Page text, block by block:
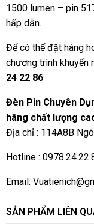
1500 lumen – pin
hấp dẫn.
Để có thể đặt hàng
chương trình khuyến
24 22 86
Đèn Pin Chuyên
hãng chất lượng
Địa chỉ : 114A8B
Hotline :
Email:
SẢN PHẨM LIÊN